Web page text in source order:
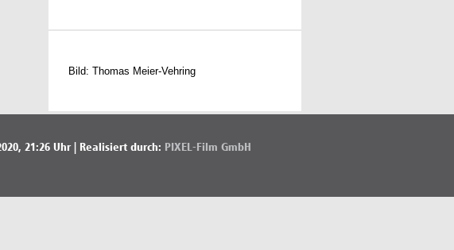
Bild: Thomas Meier-Vehring
21:26 Uhr | Realisiert durch: PIXEL-Film GmbH